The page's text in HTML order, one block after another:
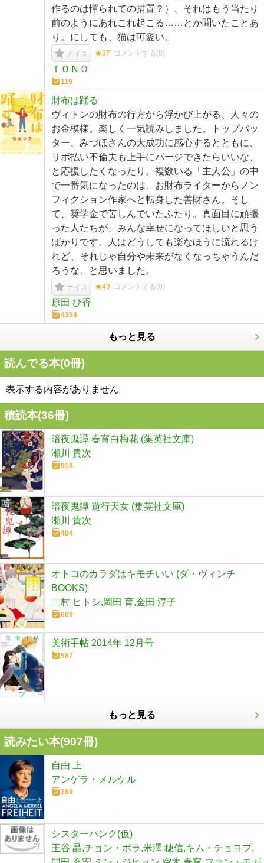
作るのは憚られての措置？）、それはもう当たり
前のようにあれこれ起こる……とか聞いたことあ
り。にしても、猫は可愛い。
ナイス ★37 コメントする(0)
ＴＯＮＯ
119
財布は踊る
ヴィトンの財布の行方から浮かび上がる、人々の
お金模様。楽しく一気読みしました。トップバッ
ター、みづほさんの大成功に感心するとともに、
リボ払い不倫夫も上手にパージできたらいいな、
と応援したくなったり。複数いる「主人公」の中
で一番気になったのは、お財布ライターからノン
フィクション作家へと転身した善財さん。そし
て、奨学金で苦しんでいたふたり。真面目に頑張
った人たちが、みんな幸せになってほしいと思う
ばかりです。人はどうしても楽なほうに流れるけ
れど、それじゃ自分や未来がなくなっちゃうんだ
ろうな、と思いました。
ナイス ★43 コメントする(0)
原田 ひ香
4354
もっと見る
読んでる本(0冊)
表示する内容がありません
積読本(36冊)
暗夜鬼譚 春宵白梅花 (集英社文庫)
瀬川 貴次
918
暗夜鬼譚 遊行天女 (集英社文庫)
瀬川 貴次
484
オトコのカラダはキモチいい (ダ・ヴィンチ
BOOKS)
二村 ヒトシ,岡田 育,金田 淳子
669
美術手帖 2014年 12月号
587
もっと見る
読みたい本(907冊)
自由 上
アンゲラ・メルケル
289
シスターパンク(仮)
王谷 晶,チョン・ボラ,米澤 穂信,キム・チョヨプ,